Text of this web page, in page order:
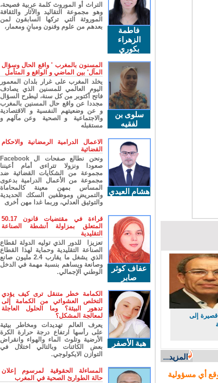
إلى
المزيد...
أي مسؤولية
فاطمة
الزهراء
بكوري
التراث أو الموروث كلمة عربية فصيحة،
وهو مجموعة التقاليد والآثار والثقافة
الموروثة التي تركها السابقون لمن
بعدهم من علوم وفنون ومبانٍ ومعمار،
سلوى بن
لفقيه
المسنون بالمغرب ' واقع الحال وسؤال
المآل' بين الماضي و الواقع و المتأمل
يخلد المغرب على غرار بلدان المعمور
اليوم العالمي للمسنين الذي يصادف
فاتح أكتوبر من كل سنة، ليطرح السؤال
مجددا عن واقع حال المسنين بالمغرب
و عن وضعيتهم النفسية و الاقتصادية
والاجتماعية و الصحية وعن مآلهم و
مستقبله
هشام العيدي
الاعمال الدرامية الرمضانية والاحكام
القضائية
ونحن نطالع صفحات ال Facebook
صعودا ونزولا تتراءى أمام أعيننا
مجموعة من الشكايات القضائية ضد
مجموعة من الأعمال الدرامية بدعوى
المساس بمهن معينة كالمحاماة
والتمريض وموظفين السكك الحديدية
والتوثيق العدلي، وربما غدا مهن أخرى
عفاف كوثر
صابر
قراءة في مقتضيات قانون 50.17
المتعلق بمزاولة أنشطة الصناعة
التقليدية
تعزيزا للدور الذي توليه الدولة لقطاع
الصناعة التقليدية وحماية لهذا القطاع
الذي يشغل ما يقارب 2.4 مليون صانع
وصانعة ويساهم بنسبة مهمة في الدخل
الوطني الإجمالي.
هبة الأصفر
الكمامة خطر متنقل ترى كيف يؤدي
التخلص العشوائي من الكمامة إلى
تدهور البيئة؟ وما الحلول العاجلة
لمعالجة المشكل؟
يعرف العالم تهديدات ومخاطر بيئية
على رأسها ارتفاع درجة حرارة الكرة
الأرضية وتلوث الماء والهواء وانقراض
بعض الكائنات وبالتالي اختلال في
التوازن الايكولوجي.
المساءلة الحقوقية لمرسوم إعلان
حالة الطوارئ الصحية في المغرب